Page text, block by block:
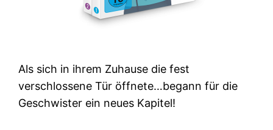
Als sich in ihrem Zuhause die fest
verschlossene Tür öffnete…begann für die
Geschwister ein neues Kapitel!